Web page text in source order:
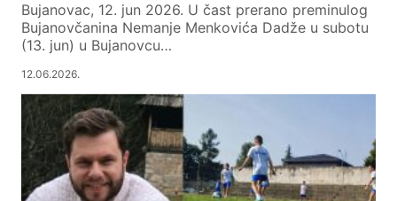
Bujanovac, 12. jun 2026. U čast prerano preminulog
Bujanovčanina Nemanje Menkovića Dadže u subotu
(13. jun) u Bujanovcu…
12.06.2026.